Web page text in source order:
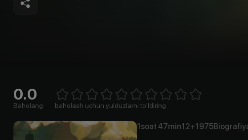
0.0
Baholang 1 Star2 Stars3 Stars4 Stars5 Stars6 Stars7 Stars8 Stars
baholash uchun yulduzlarni to'ldiring
1soat 47min12+1975